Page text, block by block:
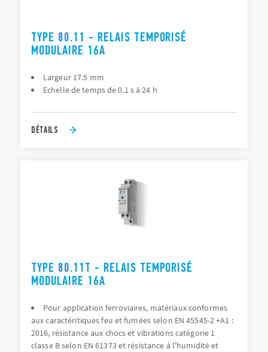
TYPE 80.11 - RELAIS TEMPORISÉ
MODULAIRE 16A
Largeur 17.5 mm
Echelle de temps de 0.1 s à 24 h
DÉTAILS
TYPE 80.11T - RELAIS TEMPORISÉ
MODULAIRE 16A
Pour application ferroviaires, matériaux conformes
aux caractéritiques feu et fumées selon EN 45545-2 +A1 :
2016, résistance aux chocs et vibrations catégorie 1
classe B selon EN 61373 et résistance à l'humidité et